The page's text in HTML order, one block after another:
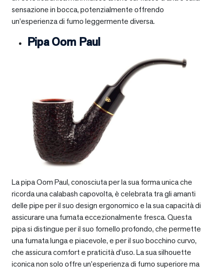
sensazione in bocca, potenzialmente offrendo
un’esperienza di fumo leggermente diversa.
Pipa Oom Paul
La pipa Oom Paul, conosciuta per la sua forma unica che
ricorda una calabash capovolta, è celebrata tra gli amanti
delle pipe per il suo design ergonomico e la sua capacità di
assicurare una fumata eccezionalmente fresca. Questa
pipa si distingue per il suo fornello profondo, che permette
una fumata lunga e piacevole, e per il suo bocchino curvo,
che assicura comfort e praticità d’uso. La sua silhouette
iconica non solo offre un’esperienza di fumo superiore ma